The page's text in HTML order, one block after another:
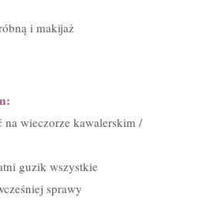
i makijaż
na wieczorze kawalerskim /
guzik wszystkie
sprawy